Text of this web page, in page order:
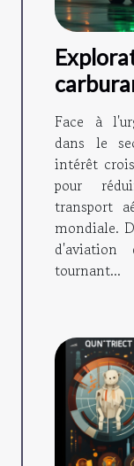
pour
Face à
dans le
intérêt
pour
transport
mondiale.
d'aviation
tournant...